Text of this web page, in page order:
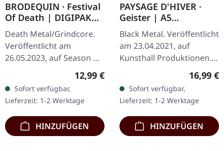
BRODEQUIN · Festival
Of Death | DIGIPAK
CD
Death Metal/Grindcore.
Veröffentlicht am
26.05.2023, auf Season Of
Activists. CD im DigiPak.
"Festival Of Death" von
Brodequin ist…
Regulärer Preis:
12,99 €
Sofort verfügbar,
Lieferzeit: 1-2 Werktage
HINZUFÜGEN
PAYSAGE D'HIVER ·
Geister | A5
DIGIBOOK
Black Metal. Veröffentlicht
am 23.04.2021, auf
Kunsthall Produktionen.
Limitiertes A5-Digi im
schwarzen Umschlag. Das
schweizer Black Metal…
16,99 €
Sofort verfügbar,
Lieferzeit: 1-2 Werktage
HINZUFÜGEN